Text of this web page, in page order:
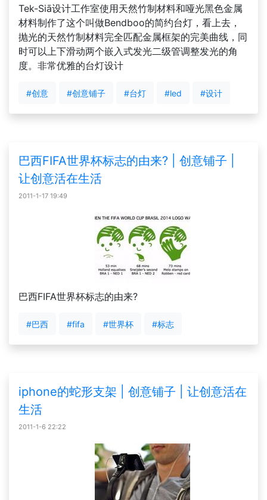
Tek-Siā设计工作室使用天然竹制材料和哑光黑色金属
材料制作了这个叫做Bendboo的简约台灯，看上去，
抛光的天然竹制材料完全匹配金属框架的完美曲线，同
时可以上下滑动两个嵌入式发光二级管调整发光的角
度。非常优雅的台灯设计
#创意 #创意铺子 #台灯 #led #设计
巴西FIFA世界杯标志的由来? | 创意铺子 |
让创意活在生活
2011-1-17 19:49
巴西FIFA世界杯标志的由来?
#巴西 #fifa #世界杯 #标志
iphone的蛇形支架 | 创意铺子 | 让创意活在
生活
2011-1-6 22:22